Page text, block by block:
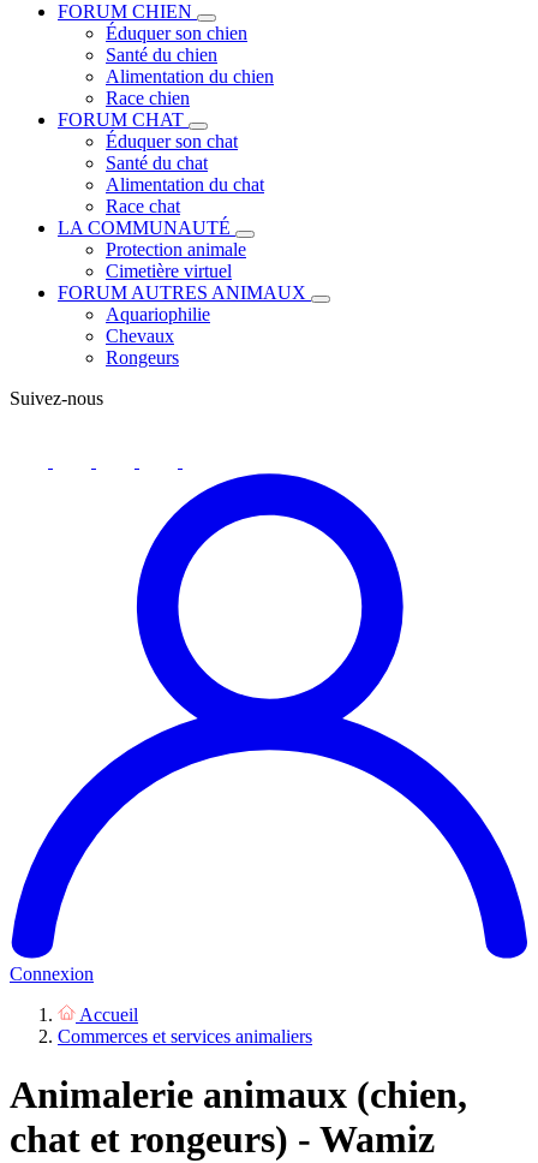
FORUM CHIEN
Éduquer son chien
Santé du chien
Alimentation du chien
Race chien
FORUM CHAT
Éduquer son chat
Santé du chat
Alimentation du chat
Race chat
LA COMMUNAUTÉ
Protection animale
Cimetière virtuel
FORUM AUTRES ANIMAUX
Aquariophilie
Chevaux
Rongeurs
Suivez-nous
Connexion
Accueil
Commerces et services animaliers
Animalerie animaux (chien,
chat et rongeurs) - Wamiz